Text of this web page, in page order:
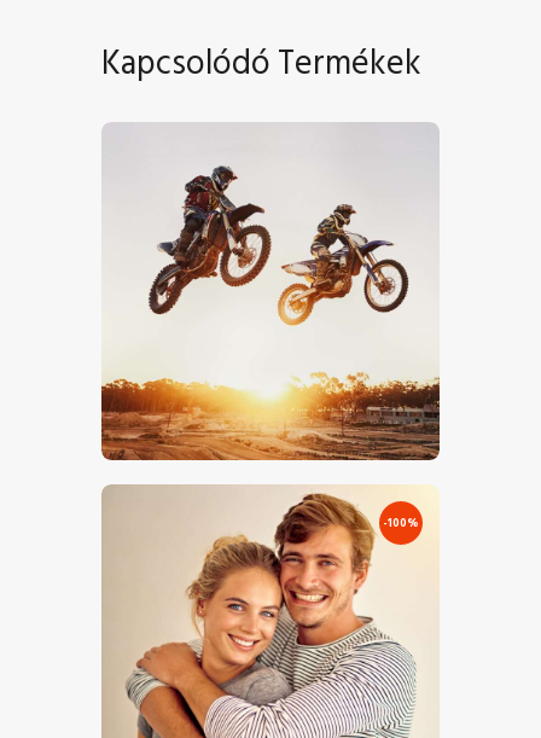
Kapcsolódó Termékek
€0.00
-100%
Fiatal Pár – Stock Image